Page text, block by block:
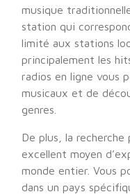
musique
station qui
limité aux stations
principalement les
radios en ligne vous
musicaux et de
genres.
De plus, la
excellent moyen
monde entier. Vous
dans un pays